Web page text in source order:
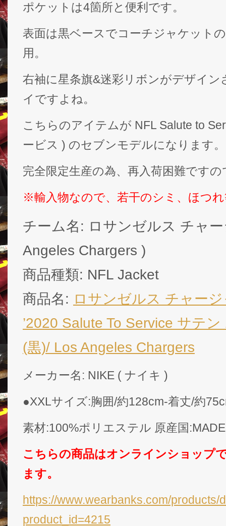
ポケットは4箇所と便利です。
表面は黒ベースでコーチジャケット
用。
右袖に星条旗&迷彩リボンがデザイ
イですよね。
こちらのアイテムが NFL Salute to
ービス ) のセブンモデルになります。
完全限定生産の為、再入荷困難です
※輸入物なので、若干のシミ、ほつ
チーム名: ロサンゼルス チャ
Angeles Chargers )
商品種類: NFL Jacket
商品名: ロサンゼルス チャー
’2020 Salute To Service サテ
(黒)/ Los Angeles Chargers
メーカー名: NIKE ( ナイキ )
●XXLサイズ:胸囲/約128cm-着丈/約
素材:100%ポリエステル 原産国
こちらの商品はオンラインショップ
ます。
https://www.wearbanks.com/products/
product_id=4215